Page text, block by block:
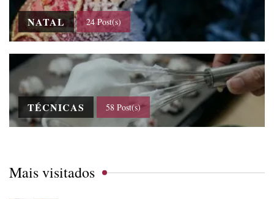
NATAL 24 Post(s)
TÉCNICAS 58 Post(s)
Mais visitados